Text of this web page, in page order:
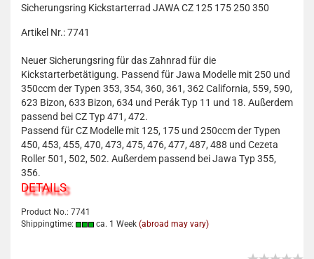
Sicherungsring Kickstarterrad JAWA CZ 125 175 250 350
Artikel Nr.: 7741
Neuer Sicherungsring für das Zahnrad für die
Kickstarterbetätigung. Passend für Jawa Modelle mit 250 und
350ccm der Typen 353, 354, 360, 361, 362 California, 559, 590,
623 Bizon, 633 Bizon, 634 und Perák Typ 11 und 18. Außerdem
passend bei CZ Typ 471, 472.
Passend für CZ Modelle mit 125, 175 und 250ccm der Typen
450, 453, 455, 470, 473, 475, 476, 477, 487, 488 und Cezeta
Roller 501, 502, 502. Außerdem passend bei Jawa Typ 355,
356.
DETAILS
Product No.: 7741
Shippingtime:
ca. 1 Week (abroad may vary)